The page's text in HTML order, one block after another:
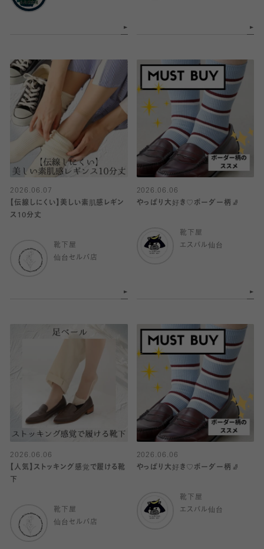
2026.06.07
【伝線しにくい】美しい素肌感レギン
ス10分丈
靴下屋
仙台セルバ店
2026.06.06
やっぱり大好き♡ボーダー柄🧦
靴下屋
エスパル仙台
2026.06.06
【人気】ストッキング感覚で履ける靴
下
靴下屋
仙台セルバ店
2026.06.06
やっぱり大好き♡ボーダー柄🧦
靴下屋
エスパル仙台